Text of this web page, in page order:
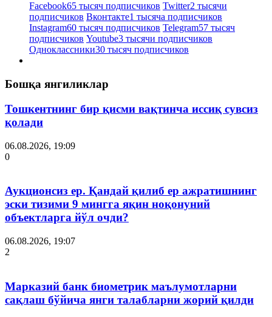
Facebook65 тысяч подписчиков Twitter2 тысячи
подписчиков Вконтакте1 тысяча подписчиков
Instagram60 тысяч подписчиков Telegram57 тысяч
подписчиков Youtube3 тысячи подписчиков
Одноклассники30 тысяч подписчиков
Бошқа янгиликлар
Тошкентнинг бир қисми вақтинча иссиқ сувсиз
қолади
06.08.2026, 19:09
0
Аукционсиз ер. Қандай қилиб ер ажратишнинг
эски тизими 9 мингга яқин ноқонуний
объектларга йўл очди?
06.08.2026, 19:07
2
Марказий банк биометрик маълумотларни
сақлаш бўйича янги талабларни жорий қилди